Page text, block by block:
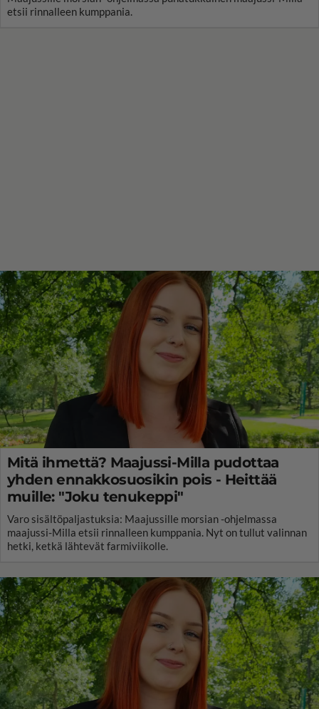
etsii rinnalleen kumppania.
Mitä ihmettä? Maajussi-Milla pudottaa
yhden ennakkosuosikin pois - Heittää
muille: "Joku tenukeppi"
Varo sisältöpaljastuksia: Maajussille morsian -ohjelmassa
maajussi-Milla etsii rinnalleen kumppania. Nyt on tullut valinnan
hetki, ketkä lähtevät farmiviikolle.